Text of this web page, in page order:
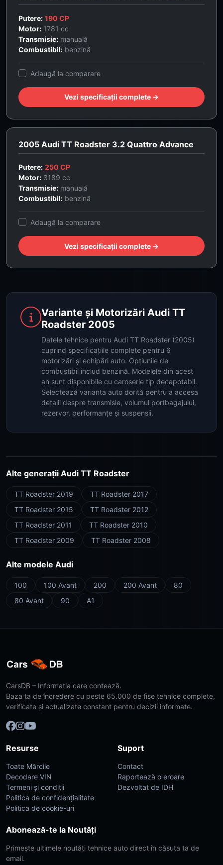
Putere: 190 CP
Motor: 1781 cc
Transmisie: manuală
Combustibil: benzină
Adaugă la comparare
Vezi specificații complete →
2005 Audi TT Roadster 3.2 Quattro Advance
Putere: 250 CP
Motor: 3189 cc
Transmisie: manuală
Combustibil: benzină
Adaugă la comparare
Vezi specificații complete →
Variante și Motorizări Audi TT
Roadster 2005
Datele tehnice pentru Audi TT Roadster (2005)
cuprind specificațiile complete pentru 6
motorizări și echipări auto. Opțiunile de
combustibil includ benzină. Modelele din acest
an sunt disponibile cu caroserie tip decapotabil.
Selectează varianta auto dorită pentru a accesa
detalii despre transmisie, volumul portbagajului,
rezervor, performanțe și suspensii.
Alte generații Audi TT Roadster
TT Roadster 2019
TT Roadster 2017
TT Roadster 2015
TT Roadster 2012
TT Roadster 2011
TT Roadster 2010
TT Roadster 2009
TT Roadster 2008
Alte modele Audi
100 100 Avant 200 200 Avant
80
80 Avant
90 A1
CarsDB – Informația care contează.
Baza ta de încredere cu peste 65.000 de fișe tehnice complete,
verificate și actualizate constant pentru decizii informate.
Resurse
Toate Mărcile
Decodare VIN
Termeni și condiții
Politica de confidențialitate
Politica de cookie-uri
Suport
Contact
Raportează o eroare
Dezvoltat de IDH
Abonează-te la Noutăți
Primește ultimele noutăți tehnice auto direct în căsuța ta de
email.